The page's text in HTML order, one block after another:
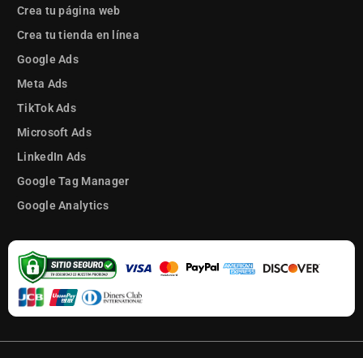
Crea tu página web
Crea tu tienda en línea
Google Ads
Meta Ads
TikTok Ads
Microsoft Ads
LinkedIn Ads
Google Tag Manager
Google Analytics